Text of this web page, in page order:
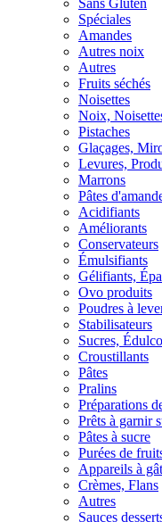
Sans Gluten
Spéciales
Amandes
Autres noix
Autres
Fruits séchés
Noisettes
Noix,
Pistaches
Glaçages,
Levures,
Marrons
Pâtes
Acidifiants
Améliorants
Conservateurs
Émulsifiants
Gélifiants,
Ovo produits
Poudres à
Stabilisateurs
Sucres,
Croustillants
Pâtes
Pralins
Préparations
Prêts à garnir
Pâtes à sucre
Purées de
Appareils à
Crèmes, Flans
Autres
Sauces